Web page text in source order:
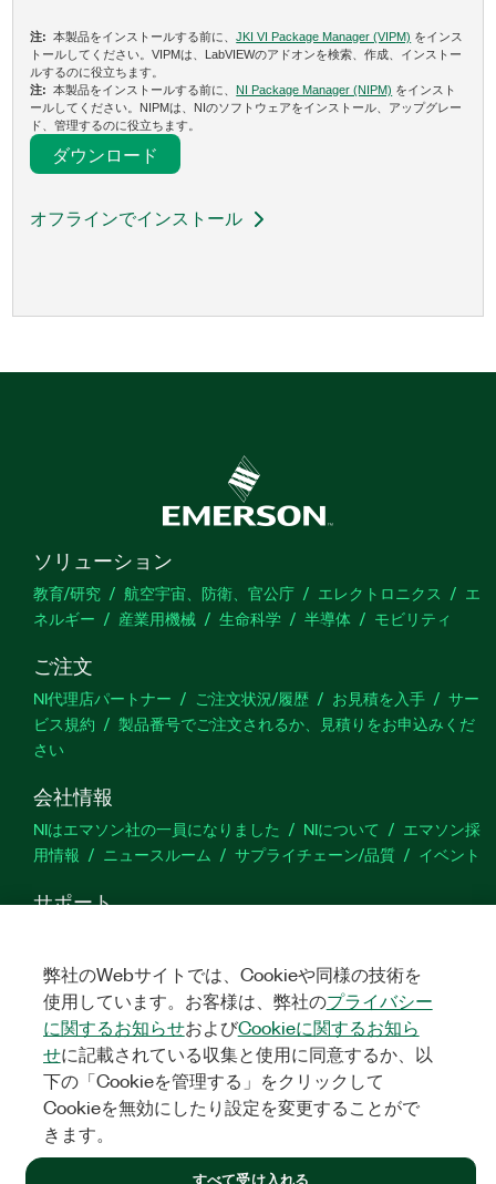
注:本製品をインストールする前に、JKI VI Package Manager (VIPM) をインス
トールしてください。VIPMは、LabVIEWのアドオンを検索、作成、インストー
ルするのに役立ちます。
注:本製品をインストールする前に、 NI Package Manager (NIPM) をインスト
ールしてください。NIPMは、NIのソフトウェアをインストール、アップグレー
ド、管理するのに役立ちます。
ダウンロード
オフラインでインストール
ソリューション
教育/研究 航空宇宙、防衛、官公庁 エレクトロニクス
エ
ネルギー
産業用機械 生命科学 半導体 モビリティ
ご注文
NI代理店パートナー ご注文状況/履歴 お見積を入手
サー
ビス規約
製品番号でご注文されるか、見積りをお申込みくだ
さい
会社情報
NIはエマソン社の一員になりました NIについて
エマソン採
用情報
ニュースルーム サプライチェーン/品質 イベント
サポート
するご意見
TwitterYouTube
©NATIONAL INSTRUMENTS CORP. ALL RIGHTS RESERVED.
弊社のWebサイトでは、Cookieや同様の技術を
使用しています。お客様は、弊社のプライバシー
に関するお知らせおよびCookieに関するお知ら
せに記載されている収集と使用に同意するか、以
下の「Cookieを管理する」をクリックして
Cookieを無効にしたり設定を変更することがで
きます。
すべて受け入れる